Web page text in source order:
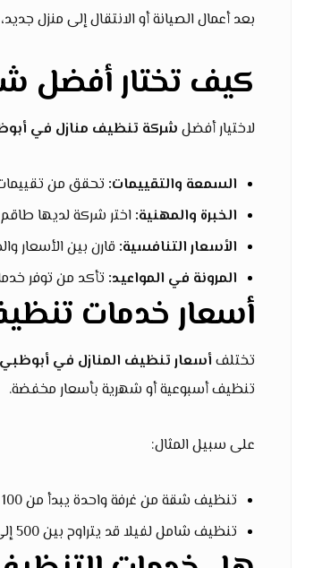
بعد أعمال الصيانة أو الانتقال إلى منزل
كيف تختار أفضل
لاختيار أفضلشركة تنظيف منازل في
السمعة والتقييمات: تحقق من تقييمات
الخبرة والمهنية: اختر شركة لديها
الأسعار التنافسية:قارن بين الأسعار
المرونة في المواعيد: تأكد من توفر
أسعار خدمات
تختلفأسعار تنظيف المنازل في أبوظبي
تنظيف أسبوعية أو شهرية بأسعار مخفضة.
على سبيل المثال:
تنظيف شقة من غرفة واحدة يبدأ من 100 إلى 150 درهم.
تنظيف شامل لفيلا قد يتراوح بين 500 إلى 1000 درهم، حسب المساحة والخدمة.